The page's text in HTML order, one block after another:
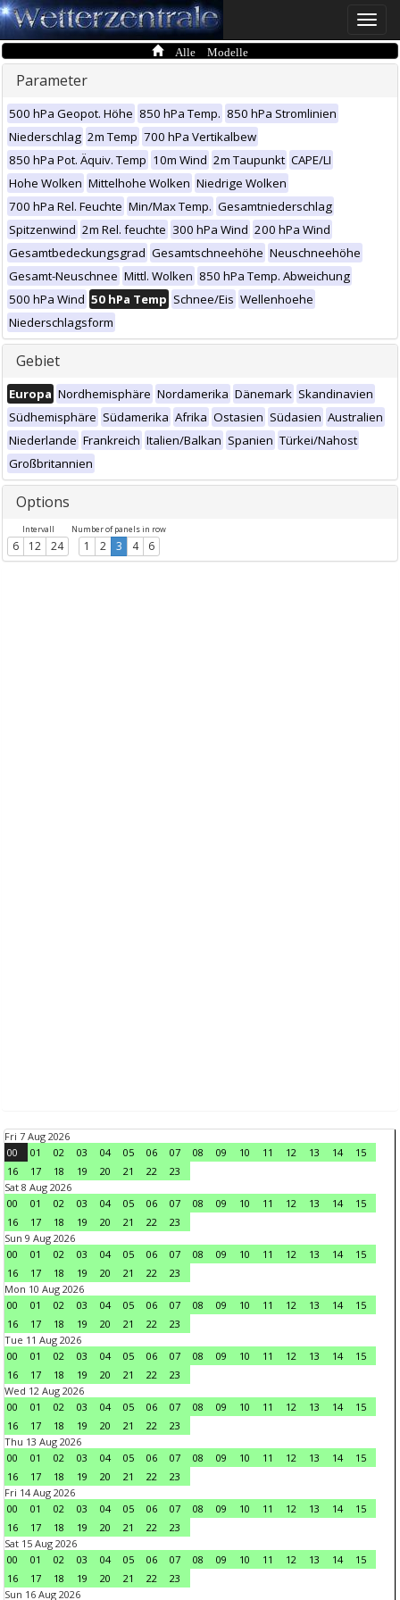
Toggle
Alle Modelle
Parameter
500 hPa Geopot. Höhe 850 hPa Temp. 850 hPa Stromlinien
Niederschlag 2m Temp 700 hPa Vertikalbew
850 hPa Pot. Äquiv. Temp 10m Wind 2m Taupunkt CAPE/LI
Hohe Wolken Mittelhohe Wolken Niedrige Wolken
700 hPa Rel. Feuchte Min/Max Temp. Gesamtniederschlag
Spitzenwind 2m Rel. feuchte 300 hPa Wind 200 hPa Wind
Gesamtbedeckungsgrad Gesamtschneehöhe Neuschneehöhe
Gesamt-Neuschnee Mittl. Wolken 850 hPa Temp. Abweichung
500 hPa Wind 50 hPa Temp Schnee/Eis Wellenhoehe
Niederschlagsform
Gebiet
Europa Nordhemisphäre Nordamerika Dänemark Skandinavien
Südhemisphäre Südamerika Afrika Ostasien Südasien Australien
Niederlande Frankreich Italien/Balkan Spanien Türkei/Nahost
Großbritannien
Options
Intervall
6 12 24
Number of panels in row
1 2 3 4 6
Fri 7 Aug 2026
00
01 02 03 04 05 06 07 08 09 10 11 12 13 14
15
16
17 18 19 20 21 22
23
Sat 8 Aug 2026
00
01 02 03 04 05 06 07 08 09 10 11 12 13 14
15
16
17 18 19 20 21 22
23
Sun 9 Aug 2026
00
01 02 03 04 05 06 07 08 09 10 11 12 13 14
15
16
17 18 19 20 21 22
23
Mon 10 Aug 2026
00
01 02 03 04 05 06 07 08 09 10 11 12 13 14
15
16
17 18 19 20 21 22
23
Tue 11 Aug 2026
00
01 02 03 04 05 06 07 08 09 10 11 12 13 14
15
16
17 18 19 20 21 22
23
Wed 12 Aug 2026
00
01 02 03 04 05 06 07 08 09 10 11 12 13 14
15
16
17 18 19 20 21 22
23
Thu 13 Aug 2026
00
01 02 03 04 05 06 07 08 09 10 11 12 13 14
15
16
17 18 19 20 21 22
23
Fri 14 Aug 2026
00
01 02 03 04 05 06 07 08 09 10 11 12 13 14
15
16
17 18 19 20 21 22
23
Sat 15 Aug 2026
00
01 02 03 04 05 06 07 08 09 10 11 12 13 14
15
16
17 18 19 20 21 22
23
Sun 16 Aug 2026